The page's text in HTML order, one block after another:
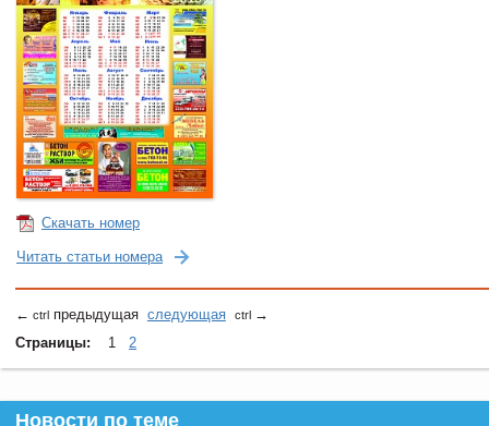
Скачать номер
Читать статьи номера
← ctrl предыдущая следующая ctrl →
Страницы:
1 2
Новости по теме